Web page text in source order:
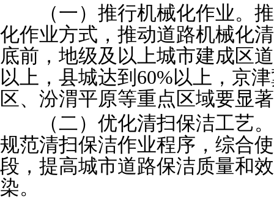
（一）推行机械化作业。推
化作业方式，推动道路机械化
底前，地级及以上城市建成区
以上，县城达到 60%以上，京
区、汾渭平原等重点区域要显
（二）优化清扫保洁工艺。
规范清扫保洁作业程序，综合
段，提高城市道路保洁质量和
染。